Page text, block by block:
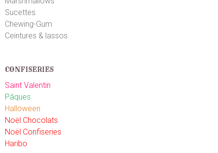
Sucettes
Chewing-Gum
Ceintures & lassos
CONFISERIES
Saint Valentin
Pâques
Halloween
Noël Chocolats
Noël Confiseries
Haribo